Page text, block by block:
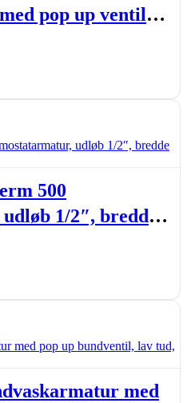
pop up ventil
500
1/2″, bredde
med